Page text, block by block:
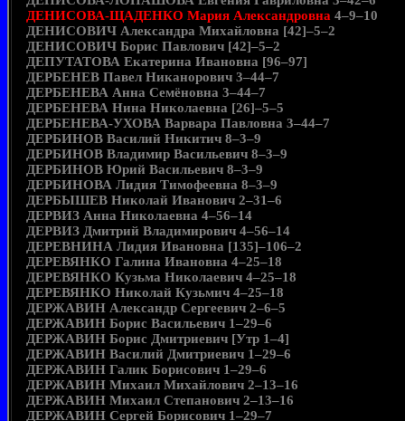
ДЕНИСОВА-ЩАДЕНКО Мария Александровна 4–9–10
ДЕНИСОВИЧ Александра Михайловна [42]–5–2
ДЕНИСОВИЧ Борис Павлович [42]–5–2
ДЕПУТАТОВА Екатерина Ивановна [96–97]
ДЕРБЕНЕВ Павел Никанорович 3–44–7
ДЕРБЕНЕВА Анна Семёновна 3–44–7
ДЕРБЕНЕВА Нина Николаевна [26]–5–5
ДЕРБЕНЕВА-УХОВА Варвара Павловна 3–44–7
ДЕРБИНОВ Василий Никитич 8–3–9
ДЕРБИНОВ Владимир Васильевич 8–3–9
ДЕРБИНОВ Юрий Васильевич 8–3–9
ДЕРБИНОВА Лидия Тимофеевна 8–3–9
ДЕРБЫШЕВ Николай Иванович 2–31–6
ДЕРВИЗ Анна Николаевна 4–56–14
ДЕРВИЗ Дмитрий Владимирович 4–56–14
ДЕРЕВНИНА Лидия Ивановна [135]–106–2
ДЕРЕВЯНКО Галина Ивановна 4–25–18
ДЕРЕВЯНКО Кузьма Николаевич 4–25–18
ДЕРЕВЯНКО Николай Кузьмич 4–25–18
ДЕРЖАВИН Александр Сергеевич 2–6–5
ДЕРЖАВИН Борис Васильевич 1–29–6
ДЕРЖАВИН Борис Дмитриевич [Утр 1–4]
ДЕРЖАВИН Василий Дмитриевич 1–29–6
ДЕРЖАВИН Галик Борисович 1–29–6
ДЕРЖАВИН Михаил Михайлович 2–13–16
ДЕРЖАВИН Михаил Степанович 2–13–16
ДЕРЖАВИН Сергей Борисович 1–29–7